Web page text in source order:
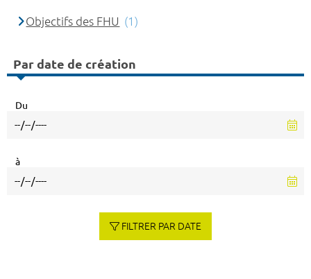
Objectifs des FHU (1)
Par date de création
Du
à
FILTRER PAR DATE